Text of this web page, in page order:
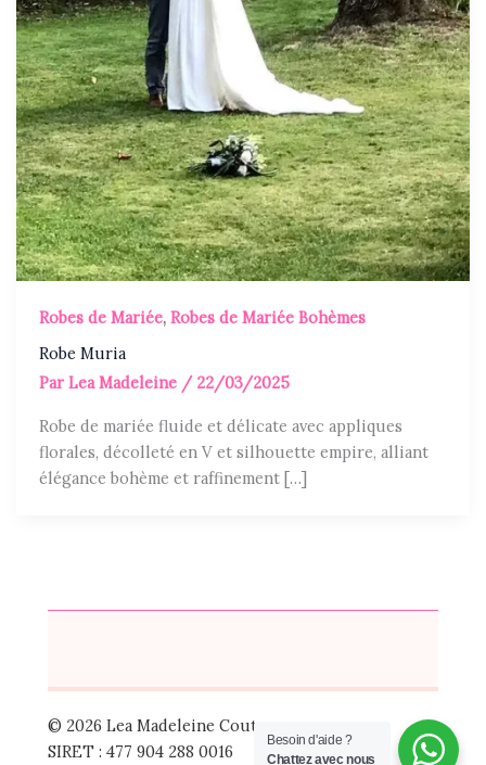
Robes de Mariée,Robes de Mariée Bohèmes
Robe Muria
ParLea Madeleine / 22/03/2025
Robe de mariée fluide et délicate avec appliques
florales, décolleté en V et silhouette empire, alliant
élégance bohème et raffinement […]
© 2026 Lea Madeleine Couture
SIRET : 477 904 288 0016
Besoin d'aide ?
Chattez avec nous